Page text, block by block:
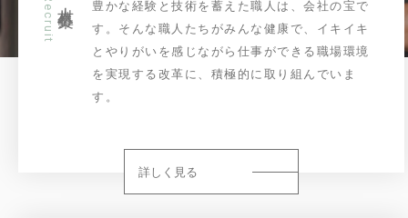
Recruit
豊かな経験と技術を蓄えた職人は、会社の宝で
す。そんな職人たちがみんな健康で、イキイキ
とやりがいを感じながら仕事ができる職場環境
を実現する改革に、積極的に取り組んでいま
す。
詳しく見る